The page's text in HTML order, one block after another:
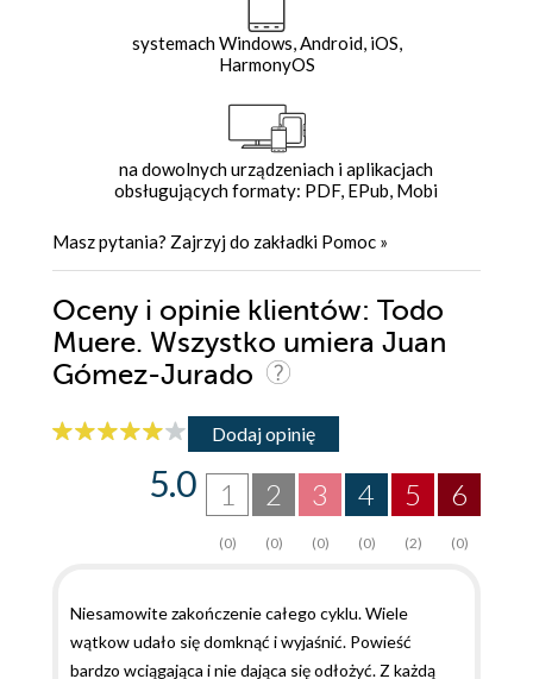
systemach Windows, Android, iOS,
HarmonyOS
na dowolnych urządzeniach i aplikacjach
obsługujących formaty: PDF, EPub, Mobi
Masz pytania? Zajrzyj do zakładki Pomoc »
Oceny i opinie klientów: Todo
Muere. Wszystko umiera Juan
Gómez-Jurado
Dodaj opinię
6
(0)
5
(2)
4
(0)
3
(0)
2
(0)
1
(0)
5.0
Niesamowite zakończenie całego cyklu. Wiele
wątkow udało się domknąć i wyjaśnić. Powieść
bardzo wciągająca i nie dająca się odłożyć. Z każdą